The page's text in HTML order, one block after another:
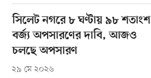
সিলেট নগরে ৮ ঘণ্টায় ৯৮ শতাংশ
বর্জ্য অপসারণের দাবি, আজও
চলছে অপসারণ
২৯ মে ২০২৬